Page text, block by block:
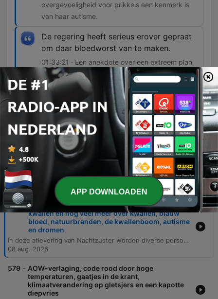
overgevoeligheid voor prikkels een kenmerk is
van haar autisme.
De regering heeft serieus erover gepraat
om daar bloedworst van te maken.
01:33:21 · Een anekdote over een extreem plan
tijdens het bloedtekort in Engeland in 1945.
Die kan ontsterfelijk worden door van het
medestadium terug te gaan naar de polyp.
03:42:09 · De spreker beschrijft hoe de
Turritopsis nutricula in staat is om biologisch
onsterfelijk te worden.
Afleveringen
580 - Muggenbulten, groentevliegjes, onsterfelijke
kwallen en nog veel meer over kwallen, blauw
bloed, natuurbranden, de kwallenboom, autisme
en dromen
In deze aflevering van Nachtzuster worden diverse persoonlijke en wetenschappelijke vragen van luisteraars behandeld. De gesprekken variëren van de impact van een late autisme-diagnose en het maskeren van neurodivergentie tot de werking van muggenbeten en de biologische processen achter dromen en hallucinaties. Daarnaast duiken de presentatoren in uiteenlopende onderwerpen zoals de warmteabsorptie van kleuren, de technische uitdagingen van het DAB+ radiosignaal, en de fascinerende levenscyclus van de 'onsterfelijke' kwal. De aflevering combineert persoonlijke anekdotiek met wetenschappelijke nieuwsgierigheid over alles van elektriciteitsnetten tot medische geschiedenis.
08 aug. 2026
579 - AOW-verlaging, code rood door hoge
temperaturen, gaatjes in de krant,
klimaatverandering op gletsjers en een kapotte
diepvries
APP DOWNLOADEN